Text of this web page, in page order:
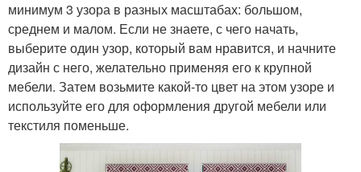
минимум 3 узора в разных масштабах: большом,
среднем и малом. Если не знаете, с чего начать,
выберите один узор, который вам нравится, и начните
дизайн с него, желательно применяя его к крупной
мебели. Затем возьмите какой-то цвет на этом узоре и
используйте его для оформления другой мебели или
текстиля поменьше.